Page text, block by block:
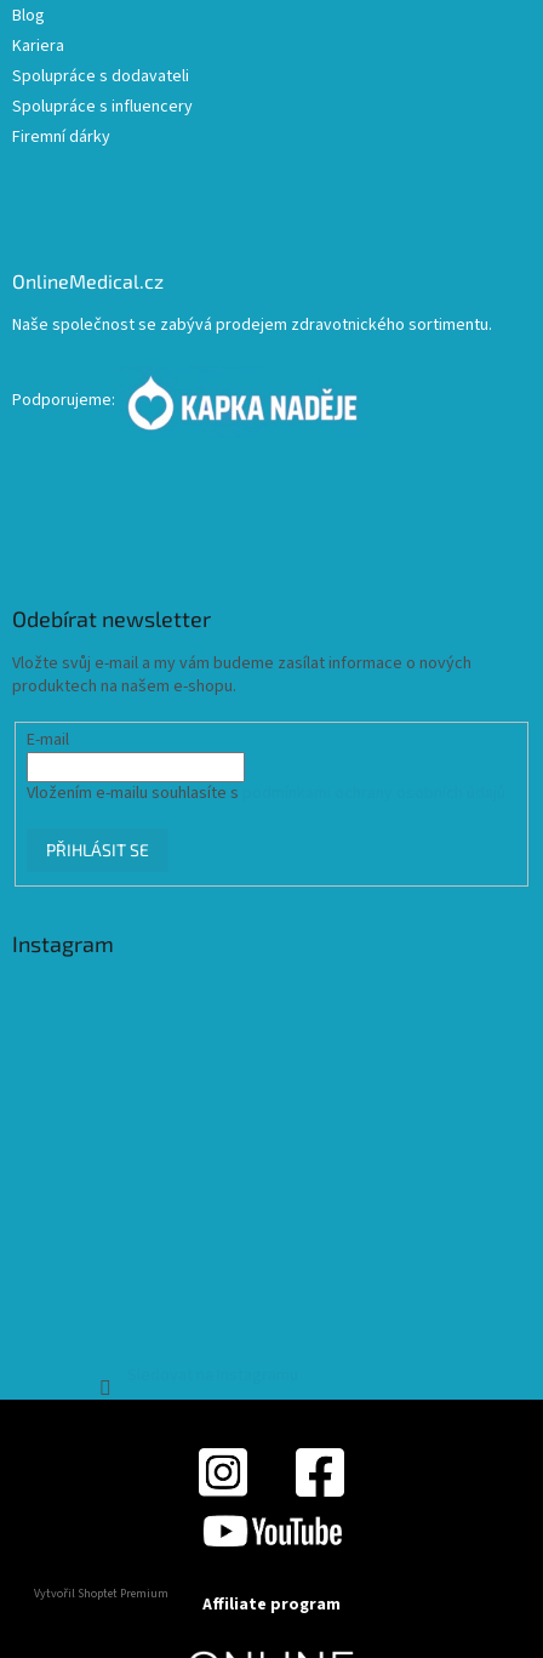
Blog
Kariera
Spolupráce s dodavateli
Spolupráce s influencery
Firemní dárky
OnlineMedical.cz
Naše společnost se zabývá prodejem zdravotnického sortimentu.
Podporujeme:
Odebírat newsletter
Vložte svůj e-mail a my vám budeme zasílat informace o nových
produktech na našem e-shopu.
E-mail
Vložením e-mailu souhlasíte s
PŘIHLÁSIT SE
Instagram
Vytvořil Shoptet Premium Affiliate program